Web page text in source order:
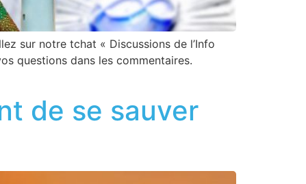
sur notre tchat « Discussions de l’Info
questions dans les commentaires.
de se sauver